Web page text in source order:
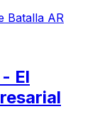
Pro
Batalla AR
El